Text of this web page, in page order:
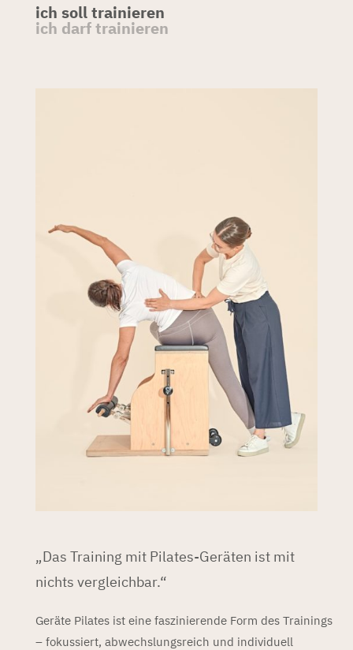
ich soll trainieren
ich darf trainieren
„Das Training mit Pilates-Geräten ist mit
nichts vergleichbar.“
Geräte Pilates ist eine faszinierende Form des Trainings
– fokussiert, abwechslungsreich und individuell